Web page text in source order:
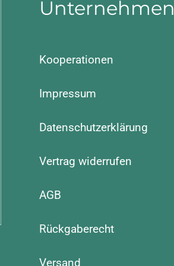
Unternehmen
Kooperationen
Impressum
Datenschutzerklärung
Vertrag widerrufen
AGB
Rückgaberecht
Versand